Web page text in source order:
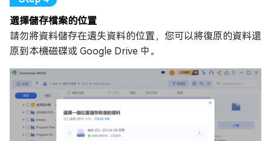
選擇儲存檔案的位置
請勿將資料儲存在遺失資料的位置，您可以將復原的資料還
原到本機磁碟或 Google Drive 中。